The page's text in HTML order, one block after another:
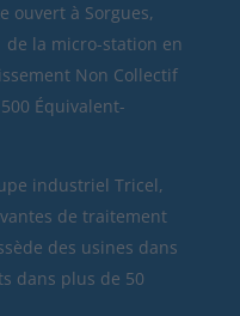
ouvert à Sorgues,
de la micro-station en
Non Collectif
Équivalent-
industriel Tricel,
de traitement
des usines dans
dans plus de 50